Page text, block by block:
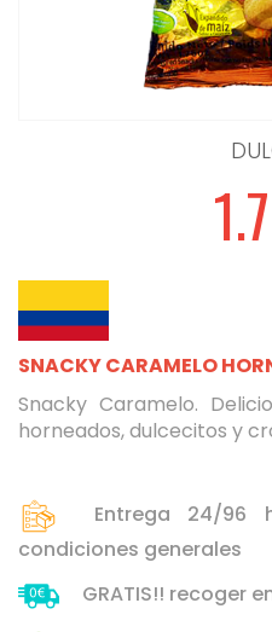
Seleccione dónde
SNACKY CARAMELO
Snacky Caramelo.
horneados, dulcecitos y
Entrega 24/96
condiciones generales
GRATIS!! recoger